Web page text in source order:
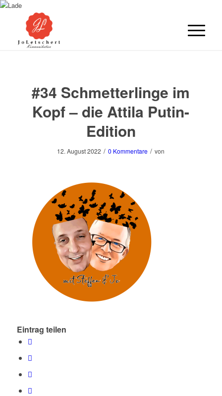
#34 Schmetterlinge im
Kopf – die Attila Putin-
Edition
12. August 2022 / 0 Kommentare / von
Eintrag teilen